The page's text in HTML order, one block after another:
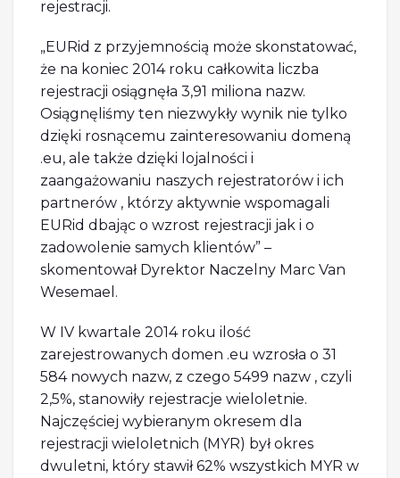
rejestracji.
„EURid z przyjemnością może skonstatować,
że na koniec 2014 roku całkowita liczba
rejestracji osiągnęła 3,91 miliona nazw.
Osiągnęliśmy ten niezwykły wynik nie tylko
dzięki rosnącemu zainteresowaniu domeną
.eu, ale także dzięki lojalności i
zaangażowaniu naszych rejestratorów i ich
partnerów , którzy aktywnie wspomagali
EURid dbając o wzrost rejestracji jak i o
zadowolenie samych klientów” –
skomentował Dyrektor Naczelny Marc Van
Wesemael.
W IV kwartale 2014 roku ilość
zarejestrowanych domen .eu wzrosła o 31
584 nowych nazw, z czego 5499 nazw , czyli
2,5%, stanowiły rejestracje wieloletnie.
Najczęściej wybieranym okresem dla
rejestracji wieloletnich (MYR) był okres
dwuletni, który stawił 62% wszystkich MYR w